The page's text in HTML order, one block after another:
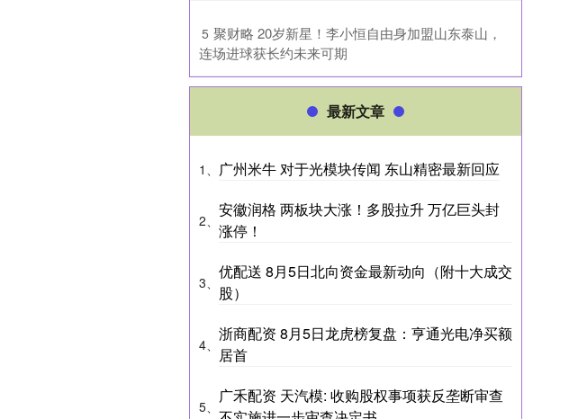
5 ​聚财略 20岁新星！李小恒自由身加盟山东泰山，
连场进球获长约未来可期
最新文章
1、 广州米牛 对于光模块传闻 东山精密最新回应
2、
安徽润格 两板块大涨！多股拉升 万亿巨头封
涨停！
3、
优配送 8月5日北向资金最新动向（附十大成交
股）
4、
浙商配资 8月5日龙虎榜复盘：亨通光电净买额
居首
5、
广禾配资 天汽模: 收购股权事项获反垄断审查